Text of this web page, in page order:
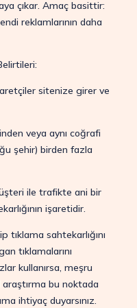
çıkar. Amaç basittir:
reklamlarının daha
sitenize girer ve
veya aynı coğrafi
şehir) birden fazla
ile trafikte ani bir
işaretidir.
sahtekarlığını
tıklamalarını
kullanırsa, meşru
araştırma bu noktada
ihtiyaç duyarsınız.